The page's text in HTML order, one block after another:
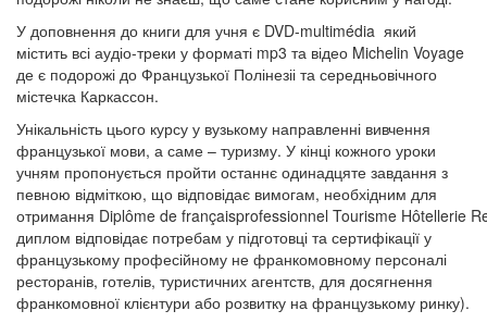
У доповнення до книги для учня є DVD-multimédia який
містить всі аудіо-треки у форматі mp3 та відео Michelin Voyage
де є подорожі до Французької Полінезіі та середньовічного
містечка Каркассон.
Унікальність цього курсу у вузькому направленні вивчення
французької мови, а саме – туризму. У кінці кожного уроки
учням пропонується пройти останнє одинадцяте завдання з
певною відміткою, що відповідає вимогам, необхідним для
отримання Diplôme de françaisprofessionnel Tourisme Hôtellerie
диплом відповідає потребам у підготовці та сертифікації у
французькому професійному не франкомовному персоналі
ресторанів, готелів, туристичних агентств, для досягнення
франкомовної клієнтури або розвитку на французькому ринку).